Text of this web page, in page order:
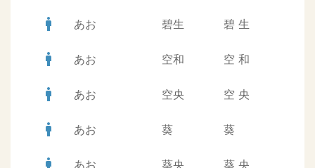
man あお 碧生 碧 生
man あお 空和 空 和
man あお 空央 空 央
man あお 葵 葵
あお 葵央 葵 央